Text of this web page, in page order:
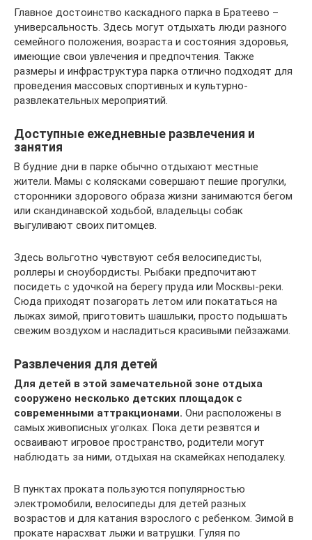
Главное достоинство каскадного парка в Братеево –
универсальность. Здесь могут отдыхать люди разного
семейного положения, возраста и состояния здоровья,
имеющие свои увлечения и предпочтения. Также
размеры и инфраструктура парка отлично подходят для
проведения массовых спортивных и культурно-
развлекательных мероприятий.
Доступные ежедневные развлечения и
занятия
В будние дни в парке обычно отдыхают местные
жители. Мамы с колясками совершают пешие прогулки,
сторонники здорового образа жизни занимаются бегом
или скандинавской ходьбой, владельцы собак
выгуливают своих питомцев.
Здесь вольготно чувствуют себя велосипедисты,
роллеры и сноубордисты. Рыбаки предпочитают
посидеть с удочкой на берегу пруда или Москвы-реки.
Сюда приходят позагорать летом или покататься на
лыжах зимой, приготовить шашлыки, просто подышать
свежим воздухом и насладиться красивыми пейзажами.
Развлечения для детей
Для детей в этой замечательной зоне отдыха
сооружено несколько детских площадок с
современными аттракционами. Они расположены в
самых живописных уголках. Пока дети резвятся и
осваивают игровое пространство, родители могут
наблюдать за ними, отдыхая на скамейках неподалеку.
В пунктах проката пользуются популярностью
электромобили, велосипеды для детей разных
возрастов и для катания взрослого с ребенком. Зимой в
прокате нарасхват лыжи и ватрушки. Гуляя по